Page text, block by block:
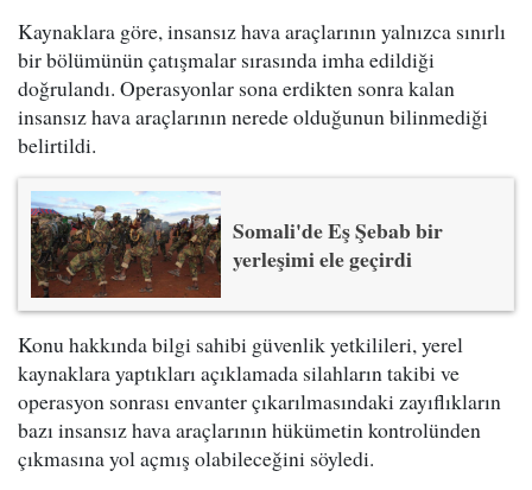
Kaynaklara göre, insansız hava araçlarının yalnızca sınırlı
bir bölümünün çatışmalar sırasında imha edildiği
doğrulandı. Operasyonlar sona erdikten sonra kalan
insansız hava araçlarının nerede olduğunun bilinmediği
belirtildi.
Somali'de Eş Şebab bir
yerleşimi ele geçirdi
Konu hakkında bilgi sahibi güvenlik yetkilileri, yerel
kaynaklara yaptıkları açıklamada silahların takibi ve
operasyon sonrası envanter çıkarılmasındaki zayıflıkların
bazı insansız hava araçlarının hükümetin kontrolünden
çıkmasına yol açmış olabileceğini söyledi.